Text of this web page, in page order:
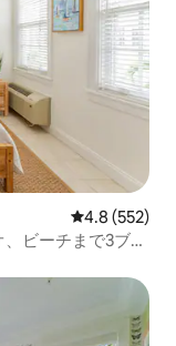
レビュー552
4.8 (552)
ビーチまで3ブロ